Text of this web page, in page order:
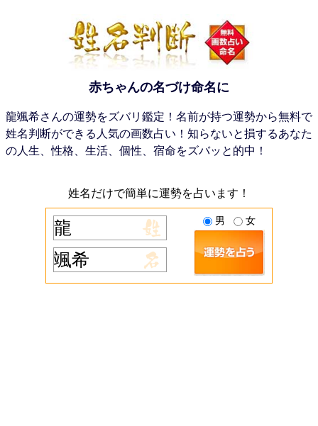
赤ちゃんの名づけ命名に
龍颯希さんの運勢をズバリ鑑定！名前が持つ運勢から無料で
姓名判断ができる人気の画数占い！知らないと損するあなた
の人生、性格、生活、個性、宿命をズバッと的中！
姓名だけで簡単に運勢を占います！
男 女